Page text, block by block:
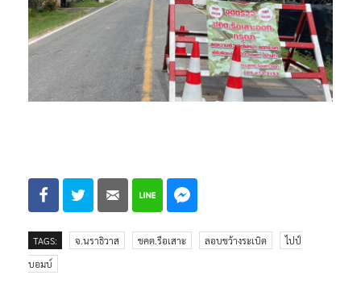
TAGS: จ.นราธิวาส ชคต.รือเสาะ ลอบขว้างระเบิด
ไปป์
บอมบ์